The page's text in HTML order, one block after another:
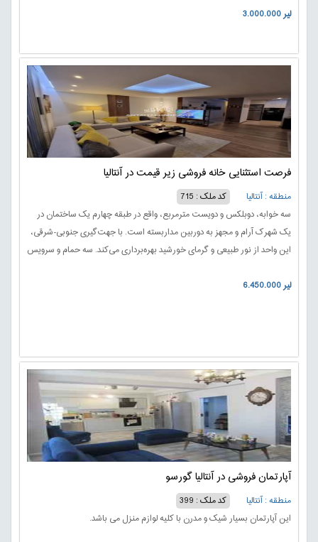
3.000.000 لیر
فرصت استثنایی خانه فروشی زیر قیمت در آنتالیا
منطقه : آنتالیا
کد ملک : 715
سه خوابه، دوبلکس و دویست مترمربع، واقع در طبقه چهارم یک ساختمان در
یک شهرک آرام و مجهز به دوربین مداربسته است. با جهت‌گیری جنوبی-شرقی،
این واحد از نور طبیعی و گرمای خورشید بهره‌برداری می‌کند. سه حمام و سرویس
می‌دهند.
6.450.000 لیر
آپارتمان فروشی در آنتالیا گورسو
منطقه : آنتالیا
کد ملک : 399
این آپارتمان بسیار شیک و مدرن با کلیه لوازم منزل می باشد.